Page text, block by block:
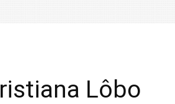
Lôbo